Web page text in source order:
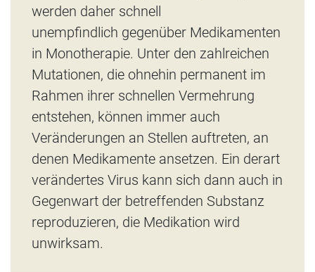
werden daher schnell
unempfindlich gegenüber Medikamenten
in Monotherapie. Unter den zahlreichen
Mutationen, die ohnehin permanent im
Rahmen ihrer schnellen Vermehrung
entstehen, können immer auch
Veränderungen an Stellen auftreten, an
denen Medikamente ansetzen. Ein derart
verändertes Virus kann sich dann auch in
Gegenwart der betreffenden Substanz
reproduzieren, die Medikation wird
unwirksam.